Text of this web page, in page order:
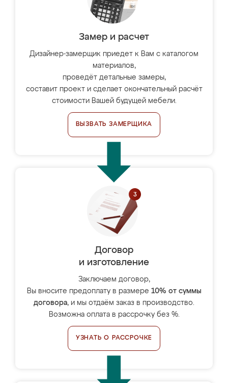
Замер и расчет
Дизайнер-замерщик приедет к Вам с каталогом
материалов,
проведёт детальные замеры,
составит проект и сделает окончательный расчёт
стоимости Вашей будущей мебели.
ВЫЗВАТЬ ЗАМЕРЩИКА
Договор
и изготовление
Заключаем договор,
Вы вносите предоплату в размере 10% от суммы
договора, и мы отдаём заказ в производство.
Возможна оплата в рассрочку без %.
УЗНАТЬ О РАССРОЧКЕ